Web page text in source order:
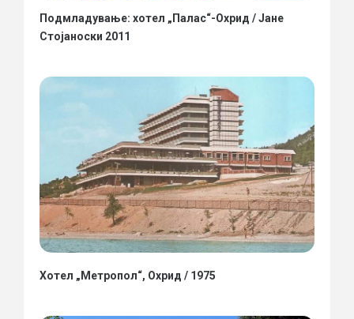
Подмладување: хотел „Палас“-Охрид / Јане
Стојаноски 2011
Хотел „Метропол“, Охрид / 1975